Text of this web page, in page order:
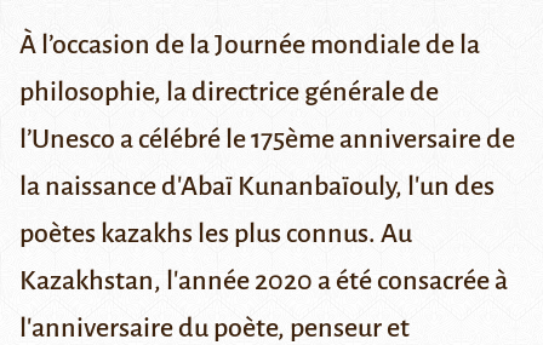
À l’occasion de la Journée mondiale de la
philosophie, la directrice générale de
l’Unesco a célébré le 175ème anniversaire de
la naissance d'Abaï Kunanbaïouly, l'un des
poètes kazakhs les plus connus. Au
Kazakhstan, l'année 2020 a été consacrée à
l'anniversaire du poète, penseur et